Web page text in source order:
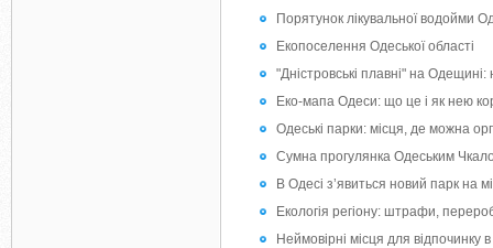
Порятунок лікувальної водойми
Екопоселення Одеської області
"Дністровські плавні" на
Еко-мапа Одеси: що це і як нею
Одеські парки: місця, де можна
Сумна прогулянка Одеським
В Одесі з’явиться новий парк на
Екологія регіону: штрафи,
Неймовірні місця для відпочинку